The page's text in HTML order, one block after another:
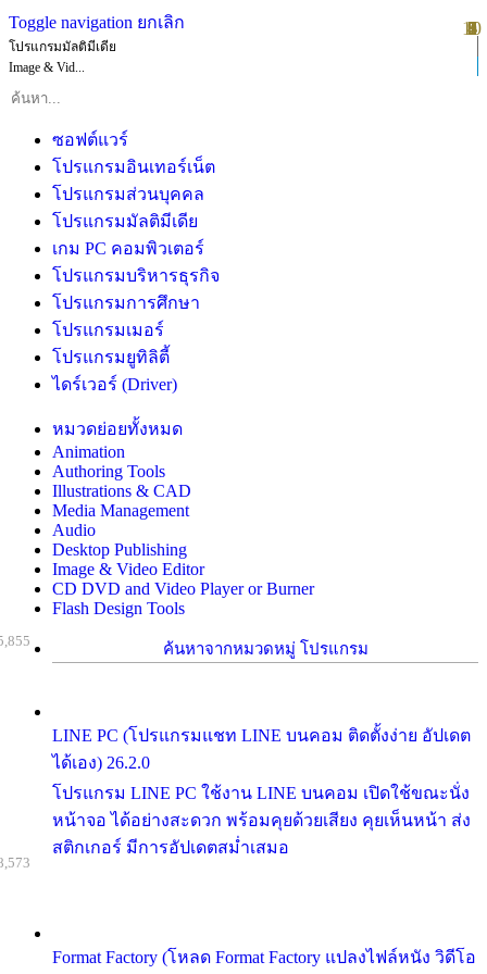
Toggle navigation ยกเลิก
โปรแกรมมัลติมีเดีย
Image & Vid...
ซอฟต์แวร์
โปรแกรมอินเทอร์เน็ต
โปรแกรมส่วนบุคคล
โปรแกรมมัลติมีเดีย
เกม PC คอมพิวเตอร์
โปรแกรมบริหารธุรกิจ
โปรแกรมการศึกษา
โปรแกรมเมอร์
โปรแกรมยูทิลิตี้
ไดร์เวอร์ (Driver)
หมวดย่อยทั้งหมด
Animation
Authoring Tools
Illustrations & CAD
Media Management
Audio
Desktop Publishing
Image & Video Editor
CD DVD and Video Player or Burner
Flash Design Tools
ค้นหาจากหมวดหมู่ โปรแกรม
LINE PC (โปรแกรมแชท LINE บนคอม ติดตั้งง่าย อัปเดต
ได้เอง) 26.2.0
โปรแกรม LINE PC ใช้งาน LINE บนคอม เปิดใช้ขณะนั่ง
หน้าจอ ได้อย่างสะดวก พร้อมคุยด้วยเสียง คุยเห็นหน้า ส่ง
สติกเกอร์ มีการอัปเดตสม่ำเสมอ
Format Factory (โหลด Format Factory แปลงไฟล์หนัง วิดีโอ
1
2
3
4
5
6
7
8
9
10